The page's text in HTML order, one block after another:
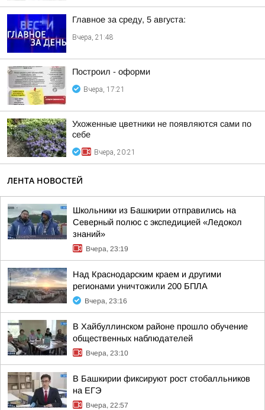
Главное за среду, 5 августа:
Вчера, 21:48
Построил - оформи
Вчера, 17:21
Ухоженные цветники не появляются сами по
себе
Вчера, 20:21
ЛЕНТА НОВОСТЕЙ
Школьники из Башкирии отправились на
Северный полюс с экспедицией «Ледокол
знаний»
Вчера, 23:19
Над Краснодарским краем и другими
регионами уничтожили 200 БПЛА
Вчера, 23:16
В Хайбуллинском районе прошло обучение
общественных наблюдателей
Вчера, 23:10
В Башкирии фиксируют рост стобалльников
на ЕГЭ
Вчера, 22:57